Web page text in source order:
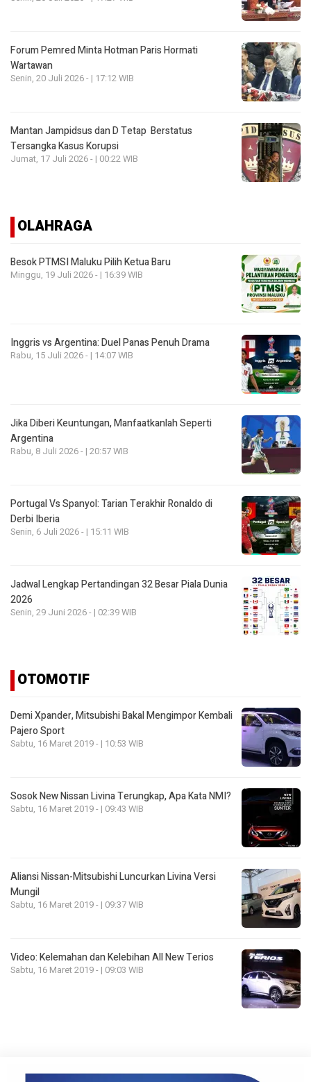
Forum Pemred Minta Hotman Paris Hormati
Wartawan
Senin, 20 Juli 2026 - | 17:12 WIB
Mantan Jampidsus dan D Tetap Berstatus
Tersangka Kasus Korupsi
Jumat, 17 Juli 2026 - | 00:22 WIB
OLAHRAGA
Besok PTMSI Maluku Pilih Ketua Baru
Minggu, 19 Juli 2026 - | 16:39 WIB
Inggris vs Argentina: Duel Panas Penuh Drama
Rabu, 15 Juli 2026 - | 14:07 WIB
Jika Diberi Keuntungan, Manfaatkanlah Seperti
Argentina
Rabu, 8 Juli 2026 - | 20:57 WIB
Portugal Vs Spanyol: Tarian Terakhir Ronaldo di
Derbi Iberia
Senin, 6 Juli 2026 - | 15:11 WIB
Jadwal Lengkap Pertandingan 32 Besar Piala Dunia
2026
Senin, 29 Juni 2026 - | 02:39 WIB
OTOMOTIF
Demi Xpander, Mitsubishi Bakal Mengimpor Kembali
Pajero Sport
Sabtu, 16 Maret 2019 - | 10:53 WIB
Sosok New Nissan Livina Terungkap, Apa Kata NMI?
Sabtu, 16 Maret 2019 - | 09:43 WIB
Aliansi Nissan-Mitsubishi Luncurkan Livina Versi
Mungil
Sabtu, 16 Maret 2019 - | 09:37 WIB
Video: Kelemahan dan Kelebihan All New Terios
Sabtu, 16 Maret 2019 - | 09:03 WIB